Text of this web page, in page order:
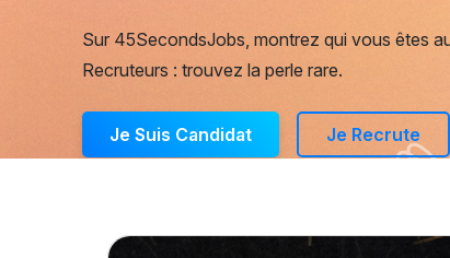
Sur 45SecondsJobs, montrez qui vous êtes
Recruteurs : trouvez la perle rare.
Je Suis Candidat Je Recrute